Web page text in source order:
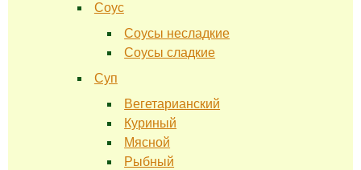
Соус
Соусы несладкие
Соусы сладкие
Суп
Вегетарианский
Куриный
Мясной
Рыбный